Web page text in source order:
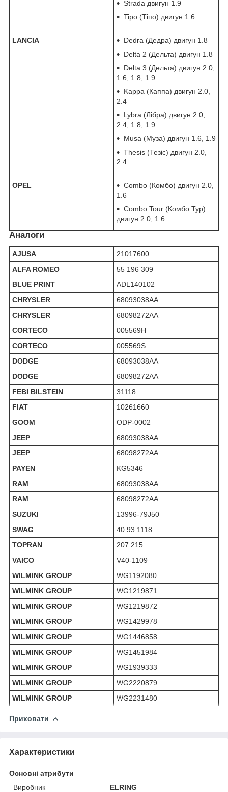
Strada двигун 1.9
Tipo (Тіпо) двигун 1.6
LANCIA
Dedra (Дедра) двигун 1.8
Delta 2 (Дельта) двигун 1.8
Delta 3 (Дельта) двигун 2.0,
1.6, 1.8, 1.9
Kappa (Каппа) двигун 2.0,
2.4
Lybra (Лібра) двигун 2.0,
2.4, 1.8, 1.9
Musa (Муза) двигун 1.6, 1.9
Thesis (Тезіс) двигун 2.0,
2.4
OPEL
Combo (Комбо) двигун 2.0,
1.6
Combo Tour (Комбо Тур)
двигун 2.0, 1.6
Аналоги
AJUSA
21017600
ALFA ROMEO
55 196 309
BLUE PRINT
ADL140102
CHRYSLER
68093038AA
CHRYSLER
68098272AA
CORTECO
005569H
CORTECO
005569S
DODGE
68093038AA
DODGE
68098272AA
FEBI BILSTEIN
31118
FIAT
10261660
GOOM
ODP-0002
JEEP
68093038AA
JEEP
68098272AA
PAYEN
KG5346
RAM
68093038AA
RAM
68098272AA
SUZUKI
13996-79J50
SWAG
40 93 1118
TOPRAN
207 215
VAICO
V40-1109
WILMINK GROUP
WG1192080
WILMINK GROUP
WG1219871
WILMINK GROUP
WG1219872
WILMINK GROUP
WG1429978
WILMINK GROUP
WG1446858
WILMINK GROUP
WG1451984
WILMINK GROUP
WG1939333
WILMINK GROUP
WG2220879
WILMINK GROUP
WG2231480
Приховати
Характеристики
Основні атрибути
Виробник
ELRING